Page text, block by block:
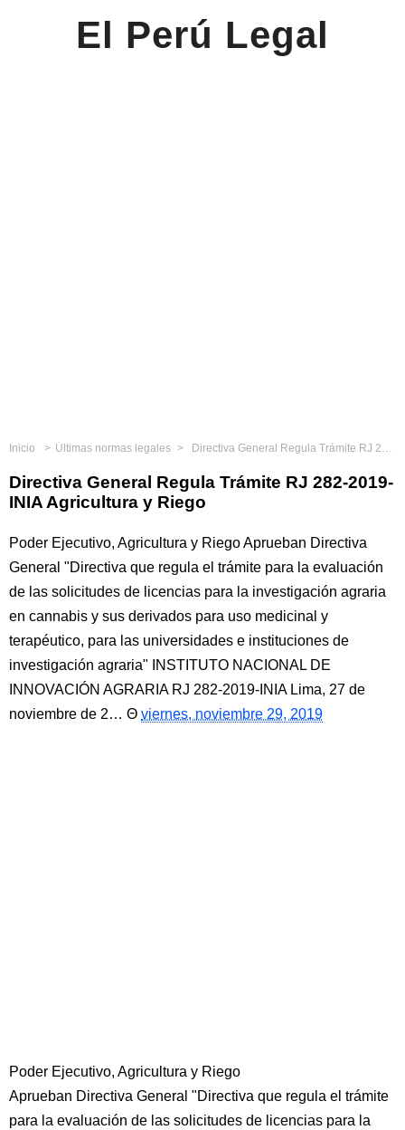
El Perú Legal
Inicio Últimas normas legales Directiva General Regula Trámite RJ 282-2019-INIA Agricultura y Riego
Directiva General Regula Trámite RJ 282-2019-
INIA Agricultura y Riego
Poder Ejecutivo, Agricultura y Riego Aprueban Directiva
General "Directiva que regula el trámite para la evaluación
de las solicitudes de licencias para la investigación agraria
en cannabis y sus derivados para uso medicinal y
terapéutico, para las universidades e instituciones de
investigación agraria" INSTITUTO NACIONAL DE
INNOVACIÓN AGRARIA RJ 282-2019-INIA Lima, 27 de
noviembre de 2…
viernes, noviembre 29, 2019
Poder Ejecutivo, Agricultura y Riego
Aprueban Directiva General "Directiva que regula el trámite
para la evaluación de las solicitudes de licencias para la